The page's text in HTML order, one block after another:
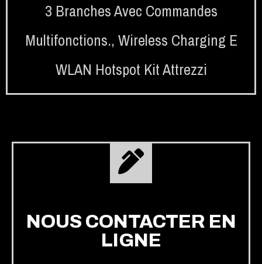
3 Branches Avec Commandes
Multifonctions., Wireless Charging E
WLAN Hotspot Kit Attrezzi
NOUS CONTACTER EN
LIGNE